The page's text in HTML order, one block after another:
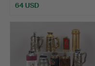
64 USD